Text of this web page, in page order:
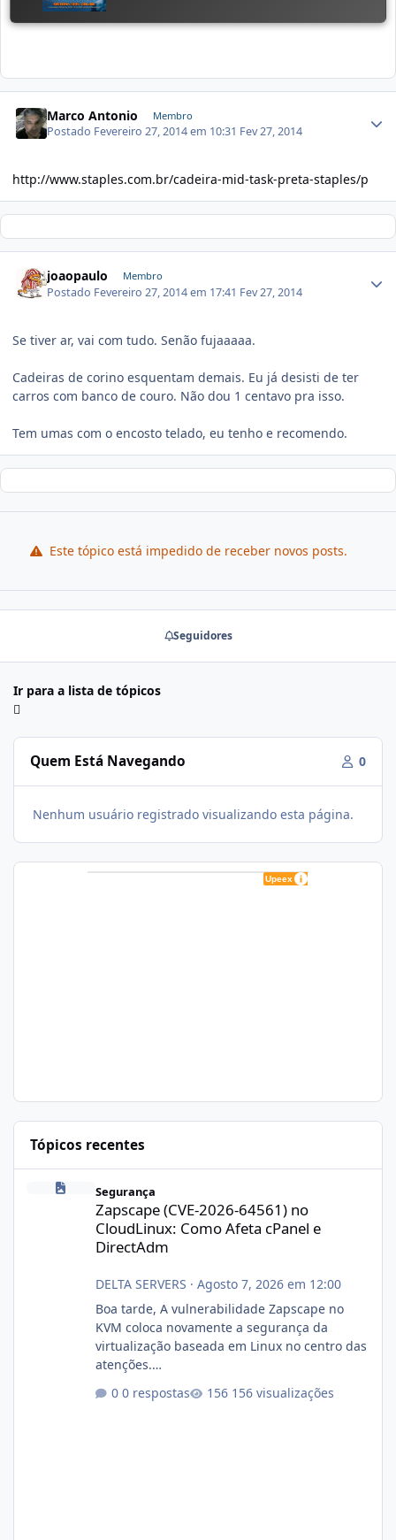
Marco Antonio Membro
Postado Fevereiro 27, 2014 em 10:31 Fev 27, 2014
http://www.staples.com.br/cadeira-mid-task-preta-staples/p
joaopaulo Membro
Postado Fevereiro 27, 2014 em 17:41 Fev 27, 2014
Se tiver ar, vai com tudo. Senão fujaaaaa.
Cadeiras de corino esquentam demais. Eu já desisti de ter
carros com banco de couro. Não dou 1 centavo pra isso.
Tem umas com o encosto telado, eu tenho e recomendo.
Este tópico está impedido de receber novos posts.
Seguidores
Ir para a lista de tópicos
Quem Está Navegando 0
Nenhum usuário registrado visualizando esta página.
Tópicos recentes
Zapscape (CVE-2026-64561) no CloudLinux: Como Afeta cPanel
Segurança
Zapscape (CVE-2026-64561) no
CloudLinux: Como Afeta cPanel e
DirectAdm
DELTA SERVERS · Agosto 7, 2026 em 12:00
Boa tarde, A vulnerabilidade Zapscape no
KVM coloca novamente a segurança da
virtualização baseada em Linux no centro das
atenções.
xjx23zz5f Criamos uma breve explicação:
0 respostas 156 visualizações